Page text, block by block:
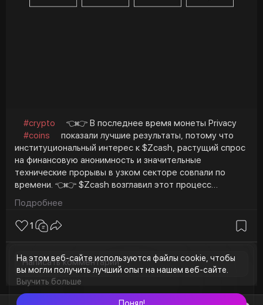
На этом веб-сайте используются файлы cookie, чтобы
вы могли получить лучший опыт на нашем веб-сайте.
Выучить больше
#crypto
👈👉 В последнее время монеты Privacy
#coins
показали лучшие результаты, потому что
институциональный интерес к $Zcash, растущий спрос
на финансовую анонимность и значительные
технические прорывы в узком секторе совпали по
времени. 👈👉 $Zcash возглавил этот процесс
благодаря крупным институциональным закупкам,
рассказам о «следующем биткоине» и закрытому
расследованию Комиссии по ценным бумагам и
биржам США, которое снизило влияние регулирующих
Макроэкономические проблемы, связанные с
надзором, налогообложением и анализом блокчейна с
использованием искусственного интеллекта,
подталкивают инвесторов к активам с более высоким
Подробнее
1